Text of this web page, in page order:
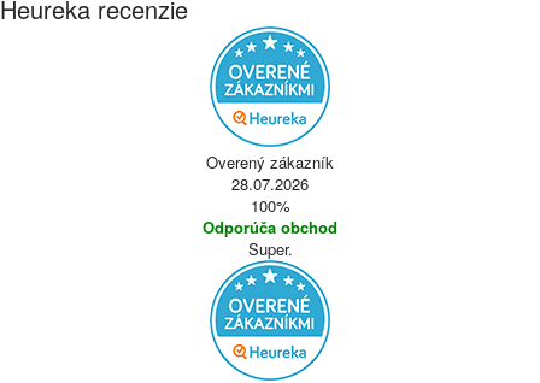
Heureka recenzie
Overený zákazník
28.07.2026
100%
Odporúča obchod
Super.